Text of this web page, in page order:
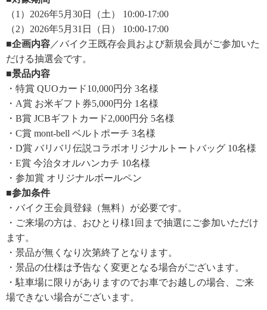
（1）2026年5月30日（土） 10:00-17:00
（2）2026年5月31日（日） 10:00-17:00
■企画内容 ／バイク王既存会員および新規会員がご参加いた
だける抽選会です。
■景品内容
・特賞 QUOカード10,000円分 3名様
・A賞 お米ギフト券5,000円分 1名様
・B賞 JCBギフトカード2,000円分 5名様
・C賞 mont-bell ベルトポーチ 3名様
・D賞 バリバリ伝説コラボオリジナルトートバッグ 10名様
・E賞 今治タオルハンカチ 10名様
・参加賞 オリジナルボールペン
■参加条件
・バイク王会員登録（無料）が必要です。
・ご来場の方は、おひとり様1回まで抽選にご参加いただけ
ます。
・景品が無くなり次第終了となります。
・景品の仕様は予告なく変更となる場合がございます。
・駐車場に限りがありますのでお車でお越しの場合、ご来
場できない場合がございます。